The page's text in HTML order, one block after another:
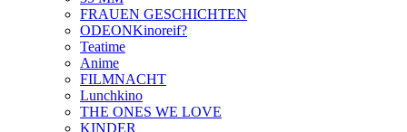
FRAUEN GESCHICHTEN
ODEONKinoreif?
Teatime
Anime
FILMNACHT
Lunchkino
THE ONES WE LOVE
KINDER